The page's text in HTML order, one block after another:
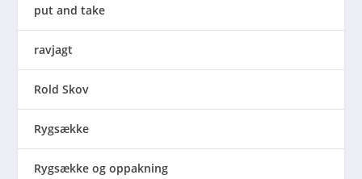
put and take
ravjagt
Rold Skov
Rygsække
Rygsække og oppakning